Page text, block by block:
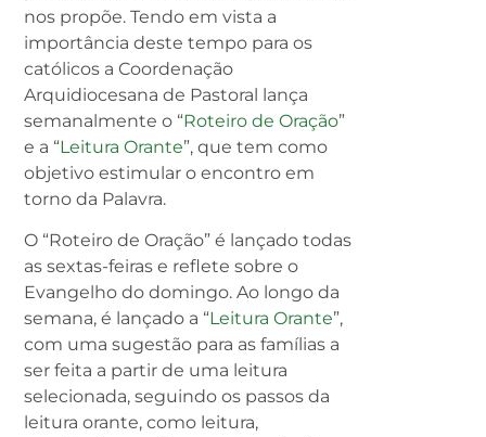
nos propõe. Tendo em vista a
importância deste tempo para os
católicos a Coordenação
Arquidiocesana de Pastoral lança
semanalmente o “Roteiro de Oração”
e a “Leitura Orante”, que tem como
objetivo estimular o encontro em
torno da Palavra.
O “Roteiro de Oração” é lançado todas
as sextas-feiras e reflete sobre o
Evangelho do domingo. Ao longo da
semana, é lançado a “Leitura Orante”,
com uma sugestão para as famílias a
ser feita a partir de uma leitura
selecionada, seguindo os passos da
leitura orante, como leitura,